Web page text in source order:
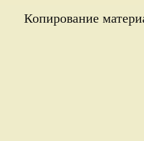
Копирование